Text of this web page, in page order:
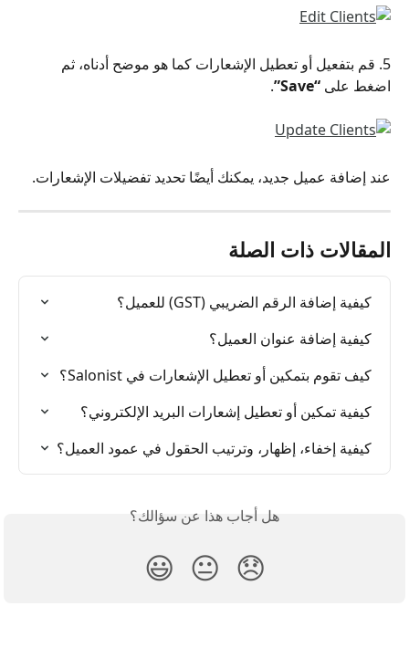
5. قم بتفعيل أو تعطيل الإشعارات كما هو موضح أدناه، ثم
اضغط على “Save”
.
عند إضافة عميل جديد، يمكنك أيضًا تحديد تفضيلات الإشعارات.
المقالات ذات الصلة
كيفية إضافة الرقم الضريبي (GST) للعميل؟
كيفية إضافة عنوان العميل؟
كيف تقوم بتمكين أو تعطيل الإشعارات في Salonist؟
كيفية تمكين أو تعطيل إشعارات البريد الإلكتروني؟
كيفية إخفاء، إظهار، وترتيب الحقول في عمود العميل؟
هل أجاب هذا عن سؤالك؟
😞
😐
😃